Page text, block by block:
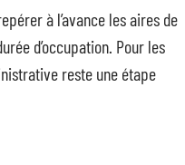
à l’avance les aires de
d’occupation. Pour les
reste une étape